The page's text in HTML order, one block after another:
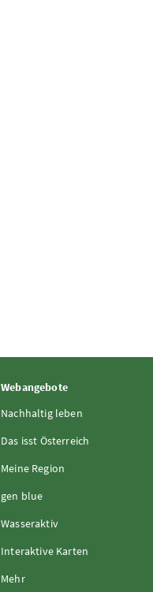
Webangebote
Nachhaltig leben
Das isst Österreich
Meine Region
gen blue
Wasseraktiv
Interaktive Karten
Mehr